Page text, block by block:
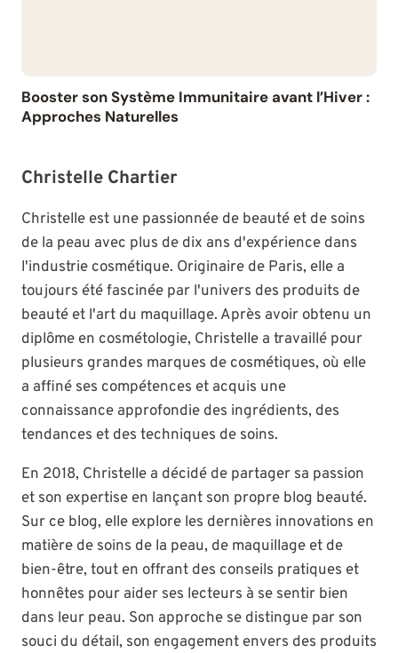
Booster son Système Immunitaire avant l’Hiver :
Approches Naturelles
Christelle Chartier
Christelle est une passionnée de beauté et de soins
de la peau avec plus de dix ans d'expérience dans
l'industrie cosmétique. Originaire de Paris, elle a
toujours été fascinée par l'univers des produits de
beauté et l'art du maquillage. Après avoir obtenu un
diplôme en cosmétologie, Christelle a travaillé pour
plusieurs grandes marques de cosmétiques, où elle
a affiné ses compétences et acquis une
connaissance approfondie des ingrédients, des
tendances et des techniques de soins.
En 2018, Christelle a décidé de partager sa passion
et son expertise en lançant son propre blog beauté.
Sur ce blog, elle explore les dernières innovations en
matière de soins de la peau, de maquillage et de
bien-être, tout en offrant des conseils pratiques et
honnêtes pour aider ses lecteurs à se sentir bien
dans leur peau. Son approche se distingue par son
souci du détail, son engagement envers des produits